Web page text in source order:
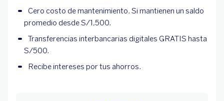
Cero costo de mantenimiento. Si mantienen un saldo
promedio desde S/1,500.
Transferencias interbancarias digitales GRATIS hasta
S/500.
Recibe intereses por tus ahorros.